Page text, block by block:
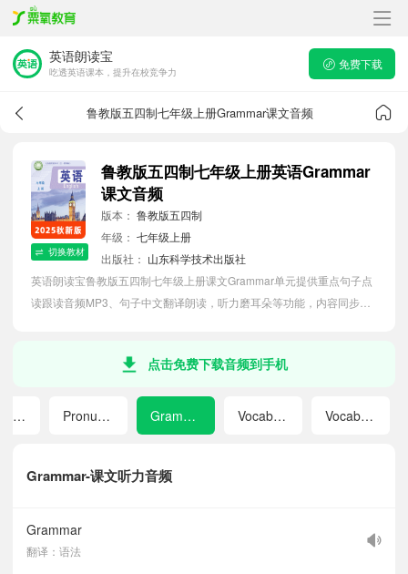
英语朗读宝
吃透英语课本，提升在校竞争力
免费下载
鲁教版五四制七年级上册Grammar课文音频
切换教材
鲁教版五四制七年级上册英语Grammar
课文音频
版本： 鲁教版五四制
年级： 七年级上册
出版社： 山东科学技术出版社
英语朗读宝鲁教版五四制七年级上册课文Grammar单元提供重点句子点
读跟读音频MP3、句子中文翻译朗读，听力磨耳朵等功能，内容同步
点击免费下载音频到手机
Grammar-课文听力音频
Grammar
翻译：语法
Listening Scripts Pronunciation Grammar Vocabulary in Each Unit VocabularyA-Z